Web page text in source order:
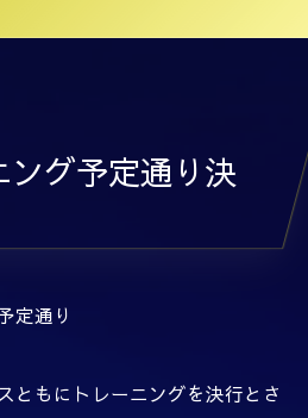
グ予定通り決
定通り
ともにトレーニングを決行とさ